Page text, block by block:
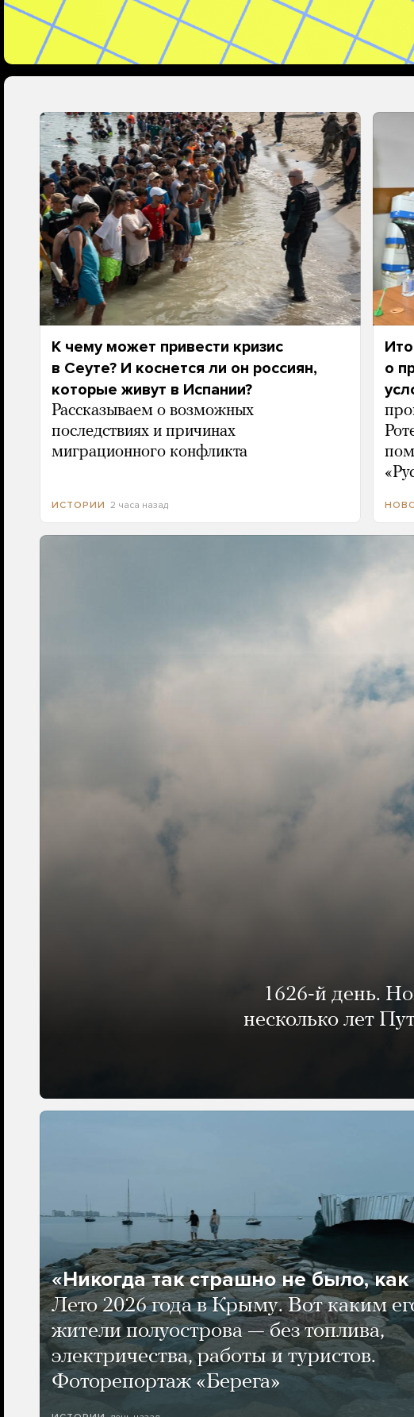
К чему может привести кризис
в Сеуте? И коснется ли он россиян,
которые живут в Испании?
Рассказываем о возможных
последствиях и причинах
миграционного конфликта
ИСТОРИИ 2 часа назад
о
1626-й день.
несколько лет
«Никогда так страшно не было, как
Лето 2026 года в Крыму. Вот каким
жители полуострова — без топлива,
электричества, работы и туристов.
Фоторепортаж «Берега»